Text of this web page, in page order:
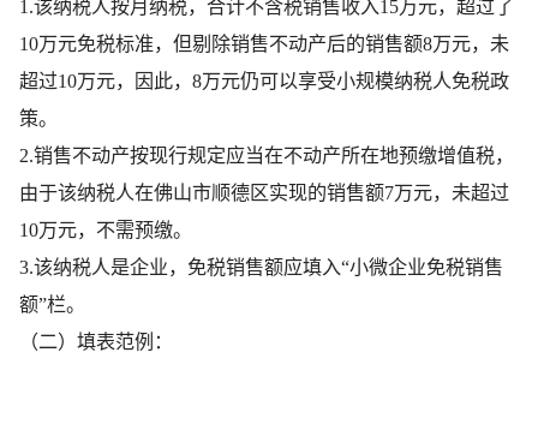
1.该纳税人按月纳税，合计不含税销售收入15万元，超过了
10万元免税标准，但剔除销售不动产后的销售额8万元，未
超过10万元，因此，8万元仍可以享受小规模纳税人免税政
策。
2.销售不动产按现行规定应当在不动产所在地预缴增值税，
由于该纳税人在佛山市顺德区实现的销售额7万元，未超过
10万元，不需预缴。
3.该纳税人是企业，免税销售额应填入“小微企业免税销售
额”栏。
（二）填表范例：